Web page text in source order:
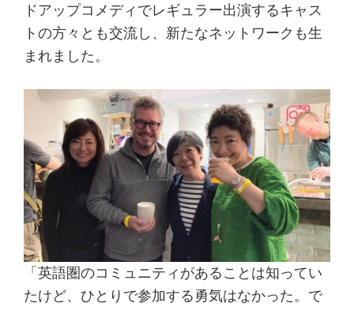
ドアップコメディでレギュラー出演するキャス
トの方々とも交流し、新たなネットワークも生
まれました。
「英語圏のコミュニティがあることは知ってい
たけど、ひとりで参加する勇気はなかった。で